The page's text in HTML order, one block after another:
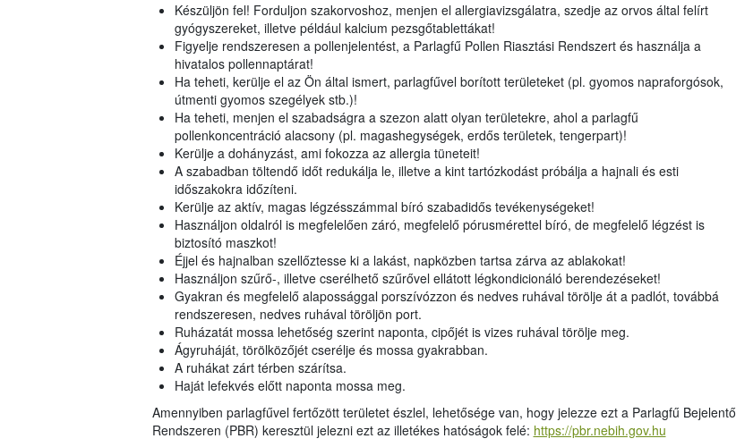
Készüljön fel! Forduljon szakorvoshoz, menjen el allergiavizsgálatra, szedje az orvos által felírt
gyógyszereket, illetve például kalcium pezsgőtablettákat!
Figyelje rendszeresen a pollenjelentést, a Parlagfű Pollen Riasztási Rendszert és használja a
hivatalos pollennaptárat!
Ha teheti, kerülje el az Ön által ismert, parlagfűvel borított területeket (pl. gyomos napraforgósok,
útmenti gyomos szegélyek stb.)!
Ha teheti, menjen el szabadságra a szezon alatt olyan területekre, ahol a parlagfű
pollenkoncentráció alacsony (pl. magashegységek, erdős területek, tengerpart)!
Kerülje a dohányzást, ami fokozza az allergia tüneteit!
A szabadban töltendő időt redukálja le, illetve a kint tartózkodást próbálja a hajnali és esti
időszakokra időzíteni.
Kerülje az aktív, magas légzésszámmal bíró szabadidős tevékenységeket!
Használjon oldalról is megfelelően záró, megfelelő pórusmérettel bíró, de megfelelő légzést is
biztosító maszkot!
Éjjel és hajnalban szellőztesse ki a lakást, napközben tartsa zárva az ablakokat!
Használjon szűrő-, illetve cserélhető szűrővel ellátott légkondicionáló berendezéseket!
Gyakran és megfelelő alapossággal porszívózzon és nedves ruhával törölje át a padlót, továbbá
rendszeresen, nedves ruhával töröljön port.
Ruházatát mossa lehetőség szerint naponta, cipőjét is vizes ruhával törölje meg.
Ágyruháját, törölközőjét cserélje és mossa gyakrabban.
A ruhákat zárt térben szárítsa.
Haját lefekvés előtt naponta mossa meg.
Amennyiben parlagfűvel fertőzött területet észlel, lehetősége van, hogy jelezze ezt a Parlagfű Bejelentő
Rendszeren (PBR) keresztül jelezni ezt az illetékes hatóságok felé: https://pbr.nebih.gov.hu